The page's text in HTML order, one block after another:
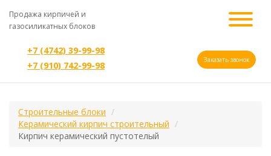
Продажа кирпичей и
газосиликатных блоков
+7 (4742) 39-99-98
+7 (910) 742-99-98
Заказать звонок
Строительные блоки
Керамический кирпич строительный
Кирпич керамический пустотелый